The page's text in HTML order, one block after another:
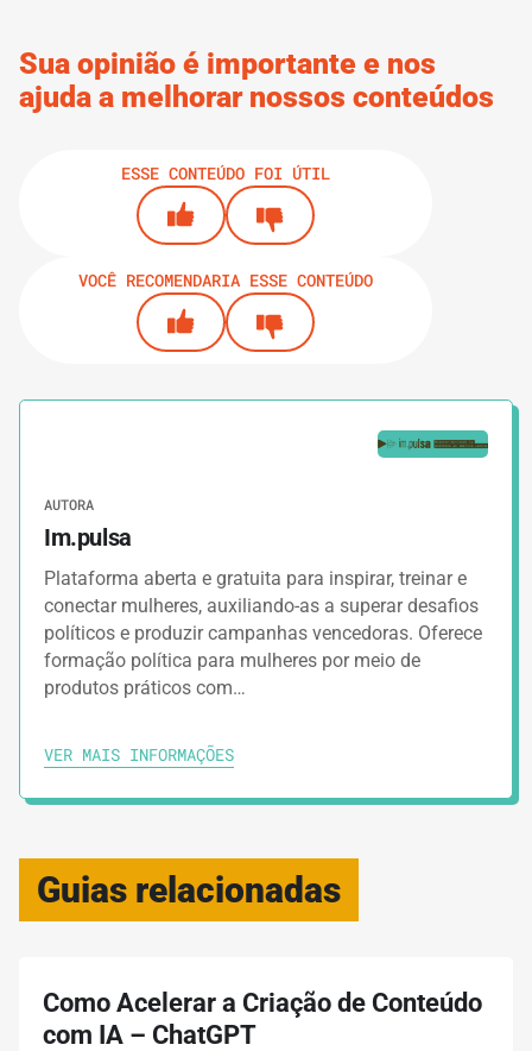
Sua opinião é importante e nos
ajuda a melhorar nossos conteúdos
ESSE CONTEÚDO FOI ÚTIL
VOCÊ RECOMENDARIA ESSE CONTEÚDO
AUTORA
Im.pulsa
Plataforma aberta e gratuita para inspirar, treinar e
conectar mulheres, auxiliando-as a superar desafios
políticos e produzir campanhas vencedoras. Oferece
formação política para mulheres por meio de
produtos práticos com…
VER MAIS INFORMAÇÕES
Guias relacionadas
Como Acelerar a Criação de Conteúdo
com IA – ChatGPT